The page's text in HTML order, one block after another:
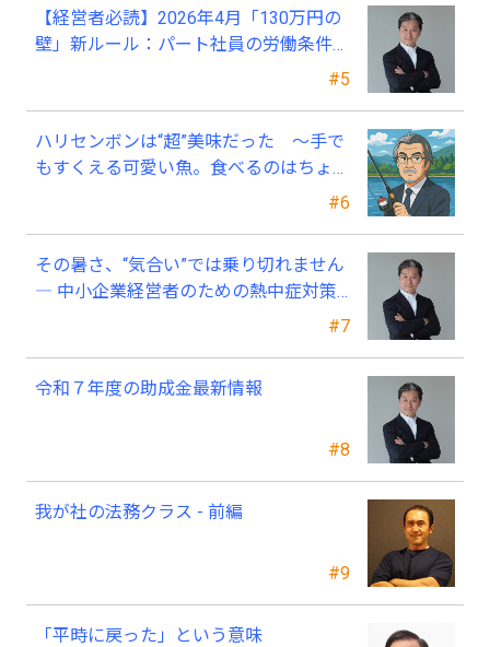
#5
【経営者必読】2026年4月「130万円の
壁」新ルール：パート社員の労働条件通
#6
ハリセンボンは“超”美味だった ～手で
もすくえる可愛い魚。食べるのはちょっ
#7
その暑さ、“気合い”では乗り切れません
― 中小企業経営者のための熱中症対策
#8
令和７年度の助成金最新情報
#9
我が社の法務クラス - 前編
「平時に戻った」という意味